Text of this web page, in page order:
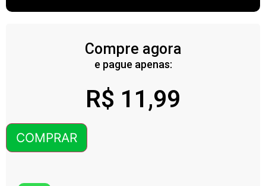
Compre agora
e pague apenas:
R$ 11,99
COMPRAR